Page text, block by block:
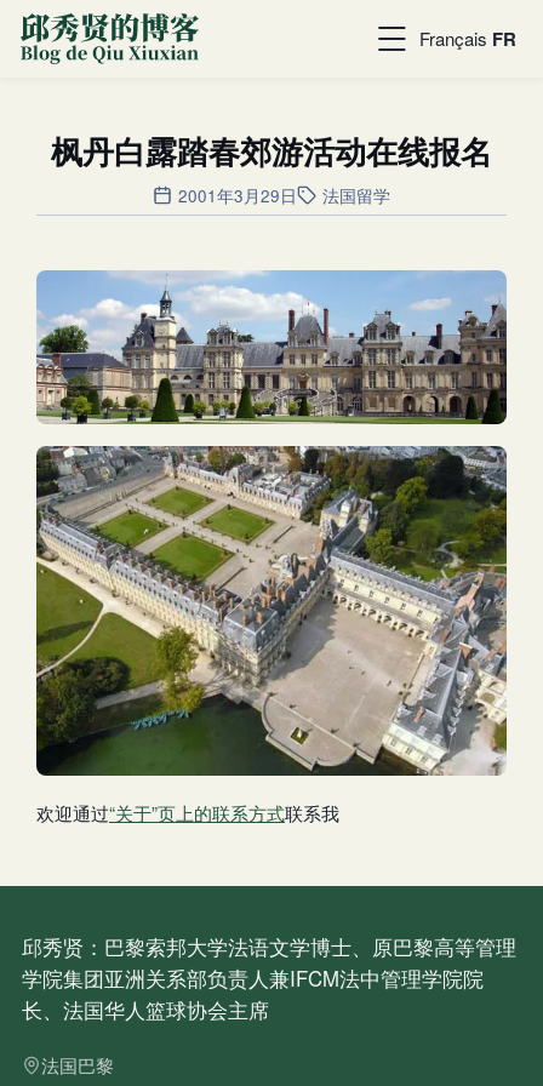
Français FR
枫丹白露踏春郊游活动在线报名
2001年3月29日 法国留学
欢迎通过“关于”页上的联系方式联系我
邱秀贤：巴黎索邦大学法语文学博士、原巴黎高等管理
学院集团亚洲关系部负责人兼IFCM法中管理学院院
长、法国华人篮球协会主席
法国巴黎